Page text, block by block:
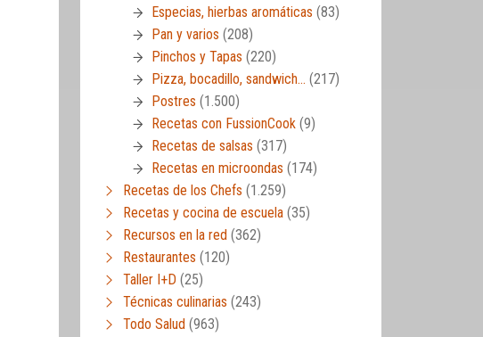
Especias, hierbas aromáticas (83)
Pan y varios (208)
Pinchos y Tapas (220)
Pizza, bocadillo, sandwich… (217)
Postres (1.500)
Recetas con FussionCook (9)
Recetas de salsas (317)
Recetas en microondas (174)
Recetas de los Chefs (1.259)
Recetas y cocina de escuela (35)
Recursos en la red (362)
Restaurantes (120)
Taller I+D (25)
Técnicas culinarias (243)
Todo Salud (963)